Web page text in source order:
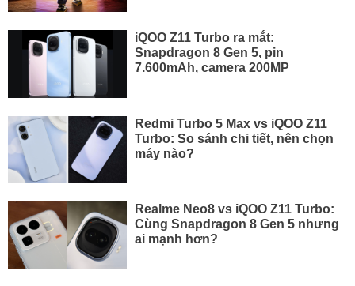
iQOO Z11 Turbo ra mắt:
Snapdragon 8 Gen 5, pin
7.600mAh, camera 200MP
Redmi Turbo 5 Max vs iQOO Z11
Turbo: So sánh chi tiết, nên chọn
máy nào?
Realme Neo8 vs iQOO Z11 Turbo:
Cùng Snapdragon 8 Gen 5 nhưng
ai mạnh hơn?